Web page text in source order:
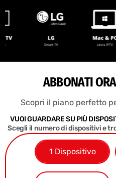
ABBONATI
Scopri il piano perfetto
VUOI GUARDARE SU PIÙ
Scegli il numero di dispositivi e
1 Dispositivo